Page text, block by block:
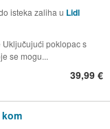
isteka zaliha u Lidl
poklopac s
se mogu...
39,99 €